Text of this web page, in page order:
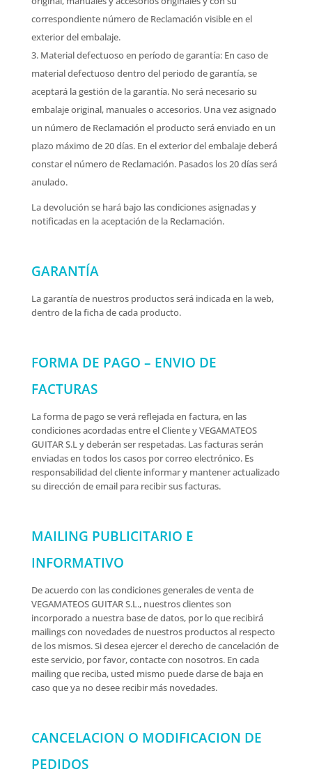
correspondiente número de Reclamación visible en el
exterior del embalaje.
Material defectuoso en período de garantía: En caso de
material defectuoso dentro del periodo de garantía, se
aceptará la gestión de la garantía. No será necesario su
embalaje original, manuales o accesorios. Una vez asignado
un número de Reclamación el producto será enviado en un
plazo máximo de 20 días. En el exterior del embalaje deberá
constar el número de Reclamación. Pasados los 20 días será
anulado.
La devolución se hará bajo las condiciones asignadas y
notificadas en la aceptación de la Reclamación.
GARANTÍA
La garantía de nuestros productos será indicada en la web,
dentro de la ficha de cada producto.
FORMA DE PAGO – ENVIO DE
FACTURAS
La forma de pago se verá reflejada en factura, en las
condiciones acordadas entre el Cliente y VEGAMATEOS
GUITAR S.L y deberán ser respetadas. Las facturas serán
enviadas en todos los casos por correo electrónico. Es
responsabilidad del cliente informar y mantener actualizado
su dirección de email para recibir sus facturas.
MAILING PUBLICITARIO E
INFORMATIVO
De acuerdo con las condiciones generales de venta de
VEGAMATEOS GUITAR S.L., nuestros clientes son
incorporado a nuestra base de datos, por lo que recibirá
mailings con novedades de nuestros productos al respecto
de los mismos. Si desea ejercer el derecho de cancelación de
este servicio, por favor, contacte con nosotros. En cada
mailing que reciba, usted mismo puede darse de baja en
caso que ya no desee recibir más novedades.
CANCELACION O MODIFICACION DE
PEDIDOS